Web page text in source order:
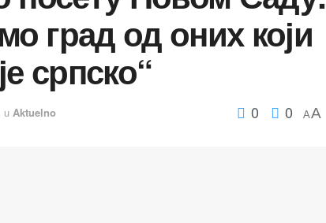
град од оних који
српско“
u Aktuelno 0 0 AA